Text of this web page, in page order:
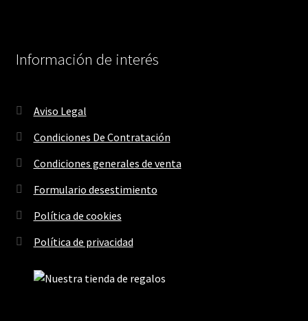
Información de interés
Aviso Legal
Condiciones De Contratación
Condiciones generales de venta
Formulario desestimiento
Política de cookies
Política de privacidad